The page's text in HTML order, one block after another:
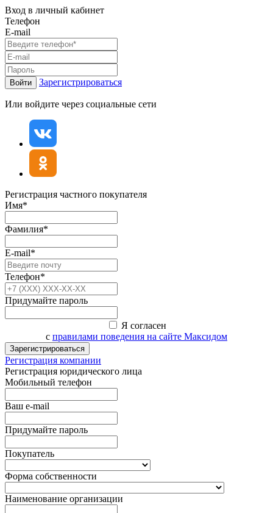
Вход в личный кабинет
Телефон
E-mail
Войти Зарегистрироваться
Или войдите через социальные сети
Регистрация частного покупателя
Имя*
Фамилия*
E-mail*
Телефон*
Придумайте пароль
Я согласен
с правилами поведения на сайте Максидом
Зарегистрироваться
Регистрация компании
Регистрация юридического лица
Мобильный телефон
Ваш e-mail
Придумайте пароль
Покупатель
Форма собственности
Наименование организации